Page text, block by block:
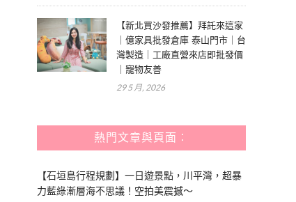
【新北買沙發推薦】拜託來這家
｜億家具批發倉庫 泰山門市｜台
灣製造｜工廠直營來店即批發價
｜寵物友善
29 5 月, 2026
熱門文章與頁面︰
【石垣島行程規劃】一日遊景點，川平灣，超暴
力藍綠漸層海不思議！空拍美震撼～